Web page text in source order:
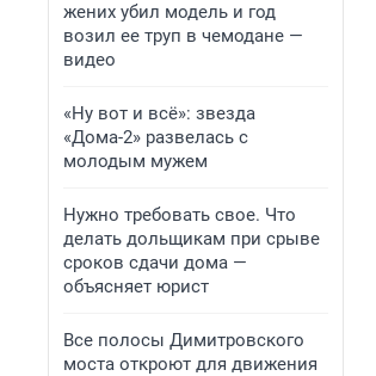
жених убил модель и год
возил ее труп в чемодане —
видео
«Ну вот и всё»: звезда
«Дома-2» развелась с
молодым мужем
Нужно требовать свое. Что
делать дольщикам при срыве
сроков сдачи дома —
объясняет юрист
Все полосы Димитровского
моста откроют для движения